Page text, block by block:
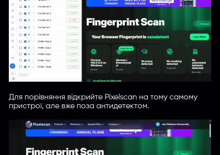
Для порівняння відкрийте Pixelscan на тому самому
пристрої, але вже поза антидетектом.